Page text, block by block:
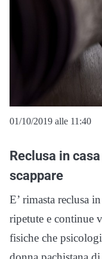
01/10/2019 alle 11:40
Reclusa in
scappare
E’ rimasta reclusa
ripetute e continue
fisiche che